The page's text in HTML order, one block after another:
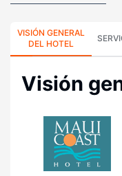
VISIÓN GENERAL
DEL HOTEL
Visión